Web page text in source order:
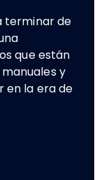
terminar de
que están
y
en la era de